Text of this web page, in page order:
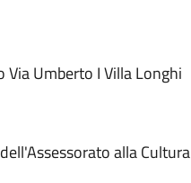
Umberto I Villa Longhi
alla Cultura